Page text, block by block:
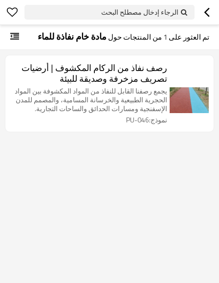
الرجاء إدخال مصطلح البحث
تم العثور على 1 من المنتجات حول مادة خام نفاذة للماء
رصف نفاذ من الركام المكشوف | أرضيات
تصريف مزخرفة وصديقة للبيئة
يجمع رصفنا القابل للنفاذ من المواد المكشوفة بين المواد
الحجرية الطبيعية والخرسانة المسامية، والمصمم للمدن
الإسفنجية ومسارات الحدائق والساحات التجارية.
نموذج:PU-046